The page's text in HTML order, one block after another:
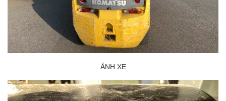
ẢNH XE